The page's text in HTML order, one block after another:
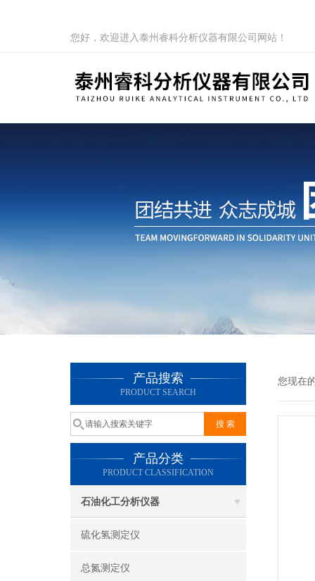
您好，欢迎进入泰州睿科分析仪器有限公司网站！
产品搜索
PRODUCT SEARCH
产品分类
PRODUCT CLASSIFICATION
石油化工分析仪器
硫化氢测定仪
总氮测定仪
您现在